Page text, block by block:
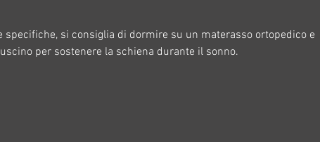
specifiche, si consiglia di dormire su un materasso ortopedico e
per sostenere la schiena durante il sonno.